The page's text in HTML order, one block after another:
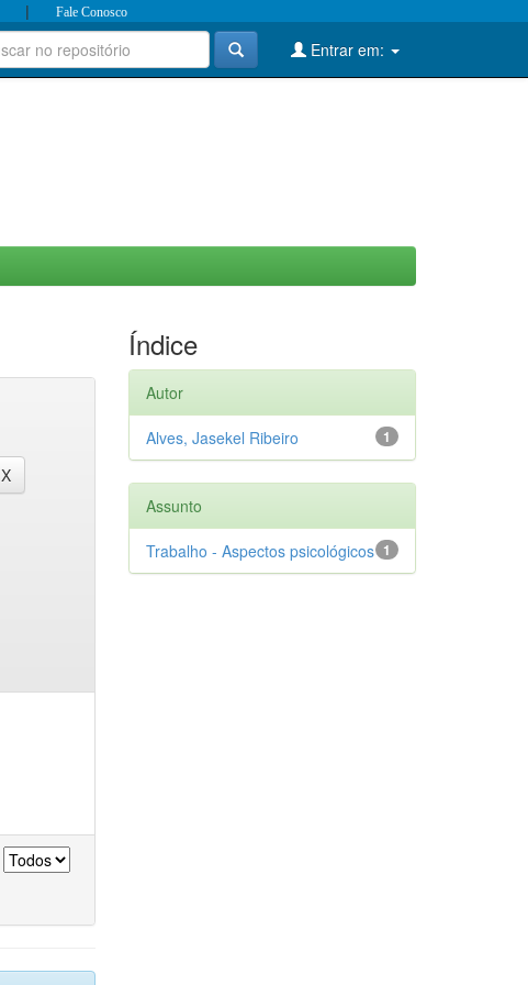
| Fale Conosco
Entrar em:
Índice
Autor
1
Alves, Jasekel Ribeiro
Assunto
1
Trabalho - Aspectos psicológicos